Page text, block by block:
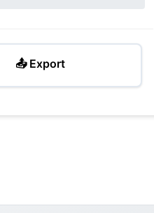
📤 Export